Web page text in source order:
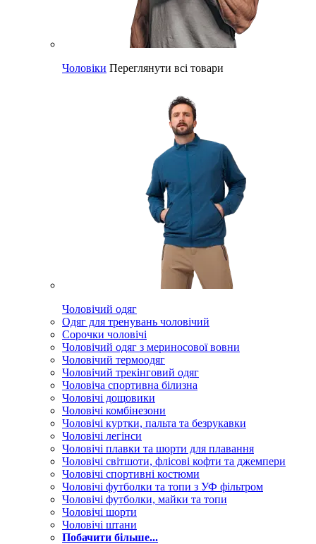
Чоловіки Переглянути всі товари
Чоловічий одяг
Одяг для тренувань чоловічий
Сорочки чоловічі
Чоловічий одяг з мериносової вовни
Чоловічий термоодяг
Чоловічий трекінговий одяг
Чоловіча спортивна білизна
Чоловічі дощовики
Чоловічі комбінезони
Чоловічі куртки, пальта та безрукавки
Чоловічі легінси
Чоловічі плавки та шорти для плавання
Чоловічі світшоти, флісові кофти та джемпери
Чоловічі спортивні костюми
Чоловічі футболки та топи з УФ фільтром
Чоловічі футболки, майки та топи
Чоловічі шорти
Чоловічі штани
Побачити більше...